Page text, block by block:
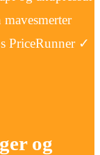
PriceRunner ✓
og